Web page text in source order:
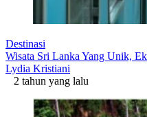
Destinasi
Wisata Sri Lanka Yang Unik,
Lydia Kristiani
2 tahun yang lalu